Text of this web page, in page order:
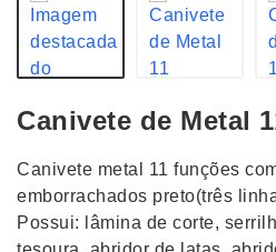
Canivete de Metal
Canivete metal 11 funções
emborrachados preto(três
Possui: lâmina de corte,